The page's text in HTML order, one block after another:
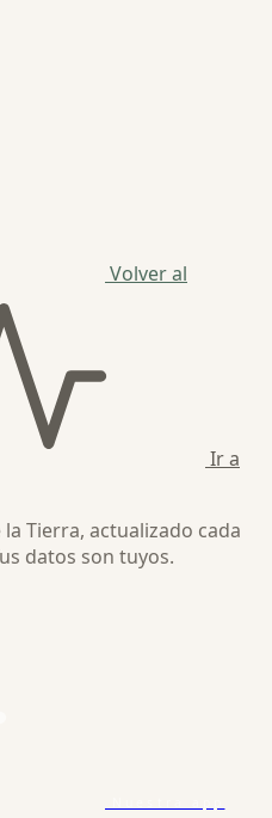
Volver al
Ir a
Tierra, actualizado cada
datos son tuyos.